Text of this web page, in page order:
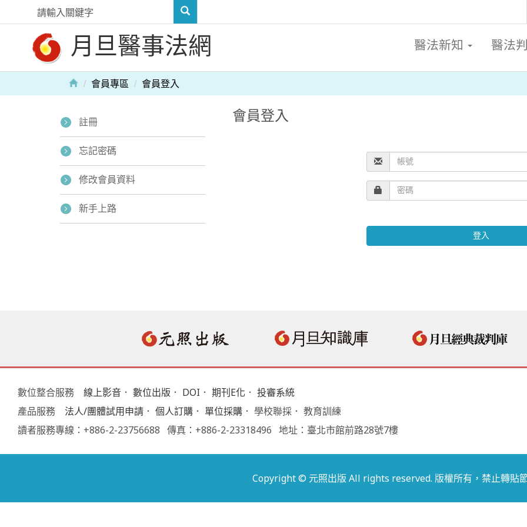
月旦醫事法網 醫法新知 醫法
Home
會員專區 會員登入
會員登入
登入
註冊
忘記密碼
修改會員資料
新手上路
數位整合服務 線上影音 ． 數位出版 ． DOI ． 期刊E化 ． 投審系統
產品服務
法人/團體試用申請 ． 個人訂購 ． 單位採購 ． 學校聯採． 教育訓練
讀者服務專線：+886-2-23756688 傳真：+886-2-23318496 地址：臺北市館前路28號7樓
Copyright © 元照出版 All rights reserved. 版權所有，禁止轉貼